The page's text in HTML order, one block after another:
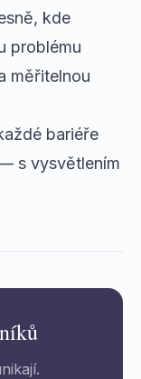
kde
problému
měřitelnou
bariéře
s vysvětlením